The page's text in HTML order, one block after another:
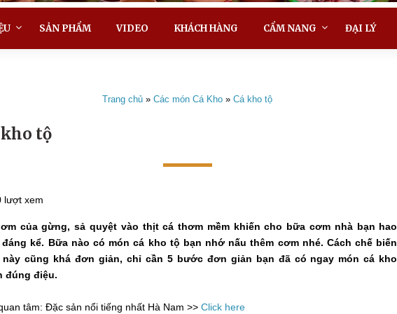
SẢN PHẨM VIDEO KHÁCH HÀNG CẨM NANG ĐẠI LÝ
Trang chủ »Các món Cá Kho »Cá kho tộ
kho tộ
lượt xem
của gừng, sả quyệt vào thịt cá thơm mềm khiến cho bữa cơm nhà bạn hao
kể. Bữa nào có món cá kho tộ bạn nhớ nấu thêm cơm nhé. Cách chế biến
này cũng khá đơn giản, chỉ cần 5 bước đơn giản bạn đã có ngay món cá kho
đúng điệu.
tâm: Đặc sản nổi tiếng nhất Hà Nam >> Click here